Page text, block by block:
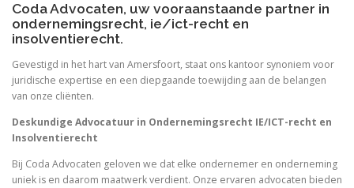
Coda Advocaten, uw vooraanstaande partner in
ondernemingsrecht, ie/ict-recht en
insolventierecht.
Gevestigd in het hart van Amersfoort, staat ons kantoor synoniem voor
juridische expertise en een diepgaande toewijding aan de belangen
van onze cliënten.
Deskundige Advocatuur in Ondernemingsrecht IE/ICT-recht en
Insolventierecht
Bij Coda Advocaten geloven we dat elke ondernemer en onderneming
uniek is en daarom maatwerk verdient. Onze ervaren advocaten bieden